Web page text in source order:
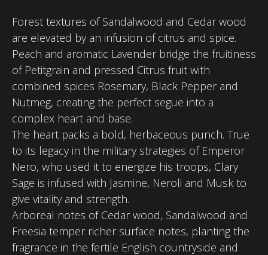
Forest textures of Sandalwood and Cedar wood
are elevated by an infusion of citrus and spice.
Peach and aromatic Lavender bridge the fruitiness
of Petitgrain and pressed Citrus fruit with
combined spices Rosemary, Black Pepper and
Nutmeg, creating the perfect segue into a
complex heart and base.
The heart packs a bold, herbaceous punch. True
to its legacy in the military strategies of Emperor
Nero, who used it to energize his troops, Clary
Sage is infused with Jasmine, Neroli and Musk to
give vitality and strength.
Arboreal notes of Cedar wood, Sandalwood and
Freesia temper richer surface notes, planting the
fragrance in the fertile English countryside and